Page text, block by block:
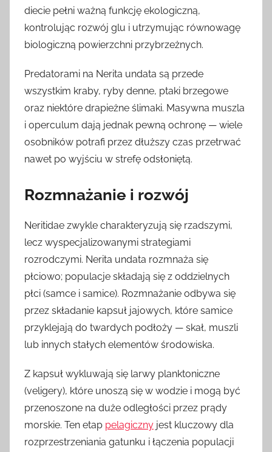
diecie pełni ważną funkcję ekologiczną,
kontrolując rozwój glu i utrzymując równowagę
biologiczną powierzchni przybrzeżnych.
Predatorami na Nerita undata są przede
wszystkim kraby, ryby denne, ptaki brzegowe
oraz niektóre drapieżne ślimaki. Masywna muszla
i operculum dają jednak pewną ochronę — wiele
osobników potrafi przez dłuższy czas przetrwać
nawet po wyjściu w strefę odsłoniętą.
Rozmnażanie i rozwój
Neritidae zwykle charakteryzują się rzadszymi,
lecz wyspecjalizowanymi strategiami
rozrodczymi. Nerita undata rozmnaża się
płciowo; populacje składają się z oddzielnych
płci (samce i samice). Rozmnażanie odbywa się
przez składanie kapsuł jajowych, które samice
przyklejają do twardych podłoży — skał, muszli
lub innych stałych elementów środowiska.
Z kapsuł wykluwają się larwy planktoniczne
(veligery), które unoszą się w wodzie i mogą być
przenoszone na duże odległości przez prądy
morskie. Ten etap pelagiczny jest kluczowy dla
rozprzestrzeniania gatunku i łączenia populacji